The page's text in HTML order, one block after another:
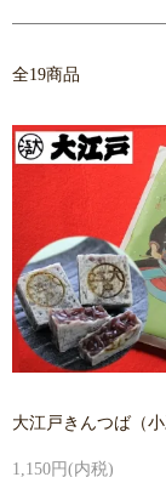
全19商品
大江戸きんつば（
1,150円(内税)